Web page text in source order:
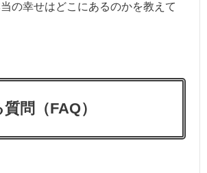
の幸せはどこにあるのかを教えて
問（FAQ）